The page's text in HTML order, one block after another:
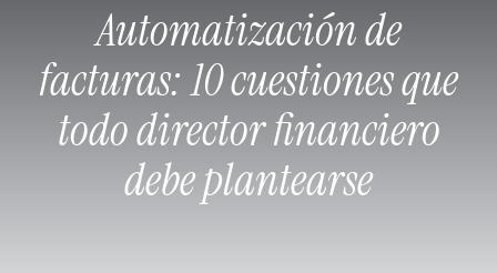
Automatización de
facturas: 10 cuestiones que
todo director financiero
debe plantearse